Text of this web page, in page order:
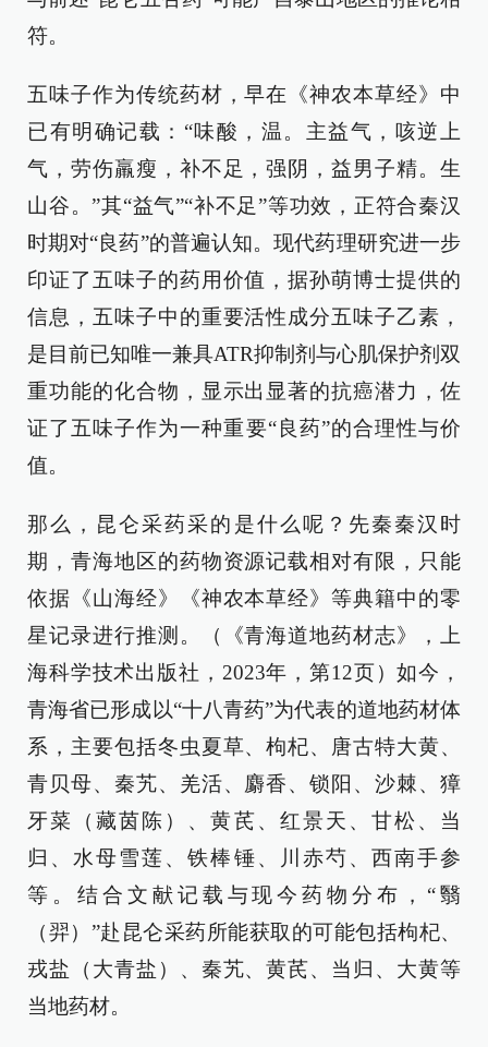
符。
五味子作为传统药材，早在《神农本草经》中
已有明确记载：“味酸，温。主益气，咳逆上
气，劳伤羸瘦，补不足，强阴，益男子精。生
山谷。”其“益气”“补不足”等功效，正符合秦汉
时期对“良药”的普遍认知。现代药理研究进一步
印证了五味子的药用价值，据孙萌博士提供的
信息，五味子中的重要活性成分五味子乙素，
是目前已知唯一兼具ATR抑制剂与心肌保护剂双
重功能的化合物，显示出显著的抗癌潜力，佐
证了五味子作为一种重要“良药”的合理性与价
值。
那么，昆仑采药采的是什么呢？先秦秦汉时
期，青海地区的药物资源记载相对有限，只能
依据《山海经》《神农本草经》等典籍中的零
星记录进行推测。（《青海道地药材志》，上
海科学技术出版社，2023年，第12页）如今，
青海省已形成以“十八青药”为代表的道地药材体
系，主要包括冬虫夏草、枸杞、唐古特大黄、
青贝母、秦艽、羌活、麝香、锁阳、沙棘、獐
牙菜（藏茵陈）、黄芪、红景天、甘松、当
归、水母雪莲、铁棒锤、川赤芍、西南手参
等。结合文献记载与现今药物分布，“翳
（羿）”赴昆仑采药所能获取的可能包括枸杞、
戎盐（大青盐）、秦艽、黄芪、当归、大黄等
当地药材。